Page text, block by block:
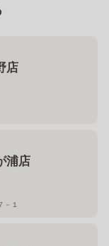
店
浦店
－１